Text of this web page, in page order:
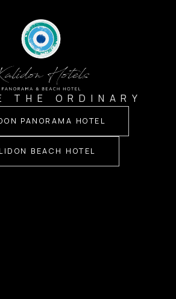
THE ORDINARY
PANORAMA HOTEL
BEACH HOTEL